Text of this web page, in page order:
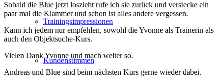
Trainingsimpressionen
Kundenstimmen
Sobald die Blue jetzt loszieht rufe ich sie zurück und verstecke ein
paar mal die Klammer und schon ist alles andere vergessen.
Kann ich jedem nur empfehlen, sowohl die Yvonne als Trainerin als
auch den Objektsuche-Kurs.
Vielen Dank Yvonne und mach weiter so.
Andreas und Blue sind beim nächsten Kurs gerne wieder dabei.